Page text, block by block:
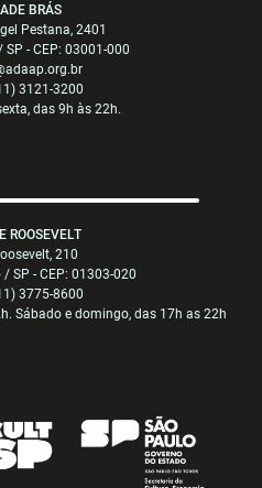
BRÁS
Pestana, 2401
SP - CEP: 03001-000
3121-3200
das 9h às 22h.
ROOSEVELT
210
SP - CEP: 01303-020
3775-8600
Sábado e domingo, das 17h as 22h